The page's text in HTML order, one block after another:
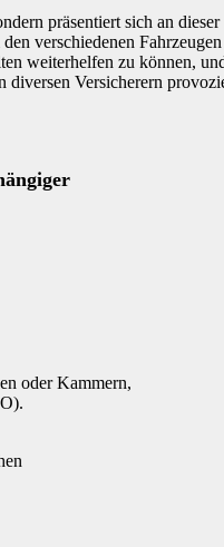
präsentiert sich an dieser
verschiedenen Fahrzeugen
weiterhelfen zu können,
diversen Versicherern
oder Kammern,